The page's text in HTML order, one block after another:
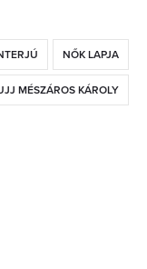
NŐK LAPJA
MÉSZÁROS KÁROLY